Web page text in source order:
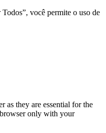
você permite o uso de
as they are essential for the
only with your